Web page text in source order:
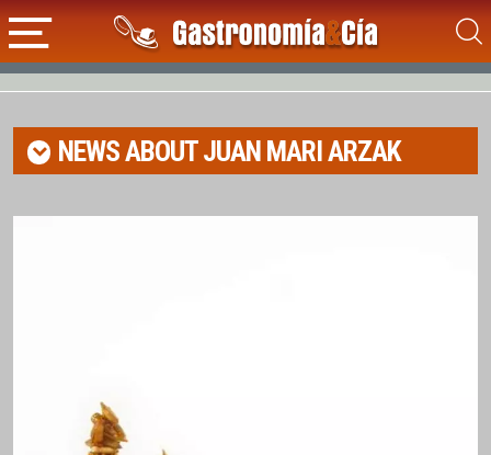
NEWS ABOUTJUAN MARI ARZAK